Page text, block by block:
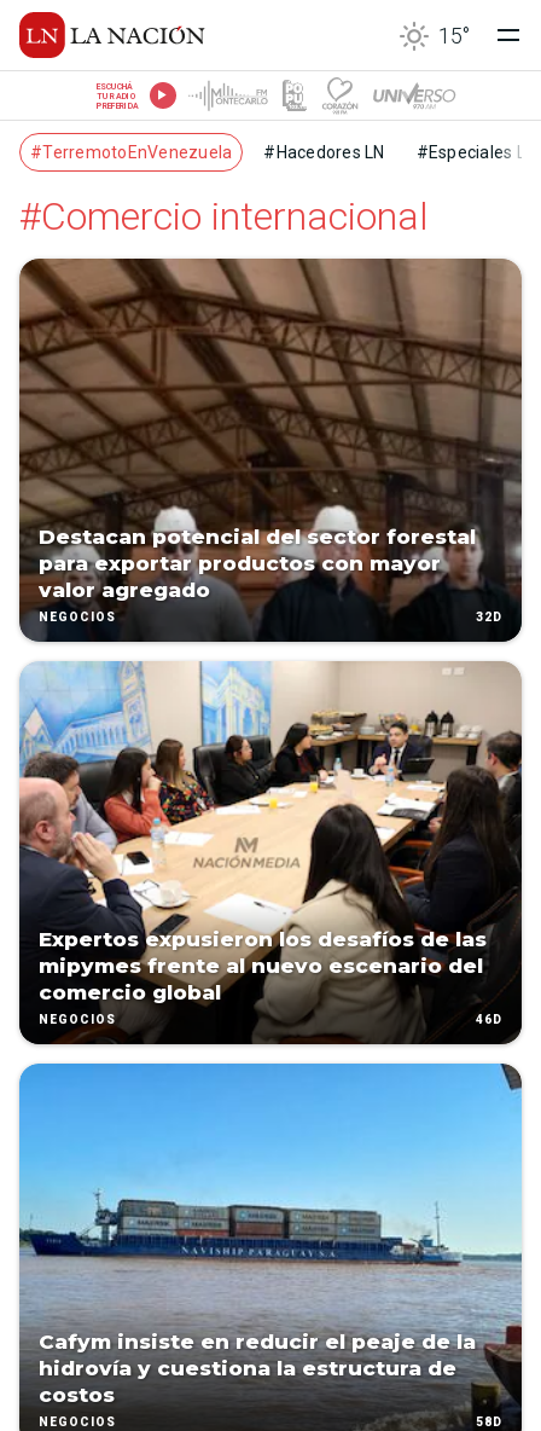
15°
ESCUCHÁ
TU RADIO
PREFERIDA
#TerremotoEnVenezuela #Hacedores LN #Especiales LN
#Comercio internacional
Destacan potencial del sector forestal
para exportar productos con mayor
valor agregado
NEGOCIOS 32D
Expertos expusieron los desafíos de las
mipymes frente al nuevo escenario del
comercio global
NEGOCIOS 46D
Cafym insiste en reducir el peaje de la
hidrovía y cuestiona la estructura de
costos
NEGOCIOS 58D